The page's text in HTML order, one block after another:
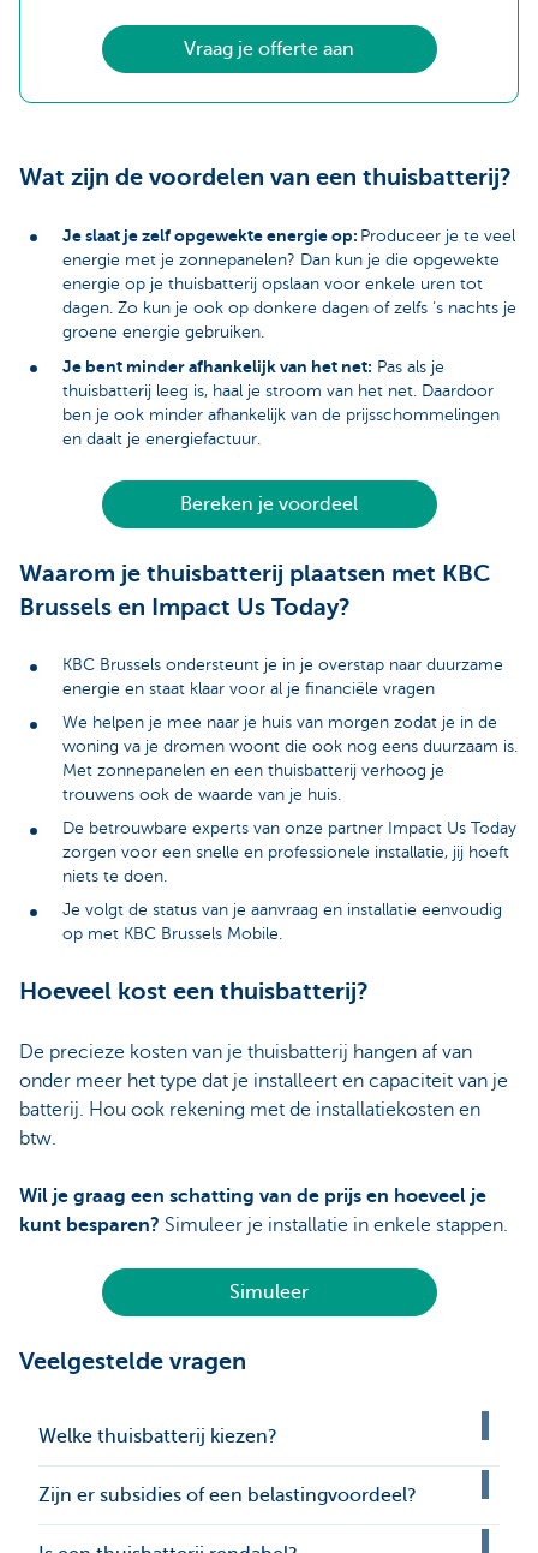
Vraag je offerte aan
Wat zijn de voordelen van een thuisbatterij?
Je slaat je zelf opgewekte energie op: Produceer je te veel
energie met je zonnepanelen? Dan kun je die opgewekte
energie op je thuisbatterij opslaan voor enkele uren tot
dagen. Zo kun je ook op donkere dagen of zelfs ‘s nachts je
groene energie gebruiken.
Je bent minder afhankelijk van het net: Pas als je
thuisbatterij leeg is, haal je stroom van het net. Daardoor
ben je ook minder afhankelijk van de prijsschommelingen
en daalt je energiefactuur.
Bereken je voordeel
Waarom je thuisbatterij plaatsen met KBC
Brussels en Impact Us Today?
KBC Brussels ondersteunt je in je overstap naar duurzame
energie en staat klaar voor al je financiële vragen
We helpen je mee naar je huis van morgen zodat je in de
woning va je dromen woont die ook nog eens duurzaam is.
Met zonnepanelen en een thuisbatterij verhoog je
trouwens ook de waarde van je huis.
De betrouwbare experts van onze partner Impact Us Today
zorgen voor een snelle en professionele installatie, jij hoeft
niets te doen.
Je volgt de status van je aanvraag en installatie eenvoudig
op met KBC Brussels Mobile.
Hoeveel kost een thuisbatterij?
De precieze kosten van je thuisbatterij hangen af van
onder meer het type dat je installeert en capaciteit van je
batterij. Hou ook rekening met de installatiekosten en
btw.
Wil je graag een schatting van de prijs en hoeveel je
kunt besparen? Simuleer je installatie in enkele stappen.
Simuleer
Veelgestelde vragen
Welke thuisbatterij kiezen?
Zijn er subsidies of een belastingvoordeel?